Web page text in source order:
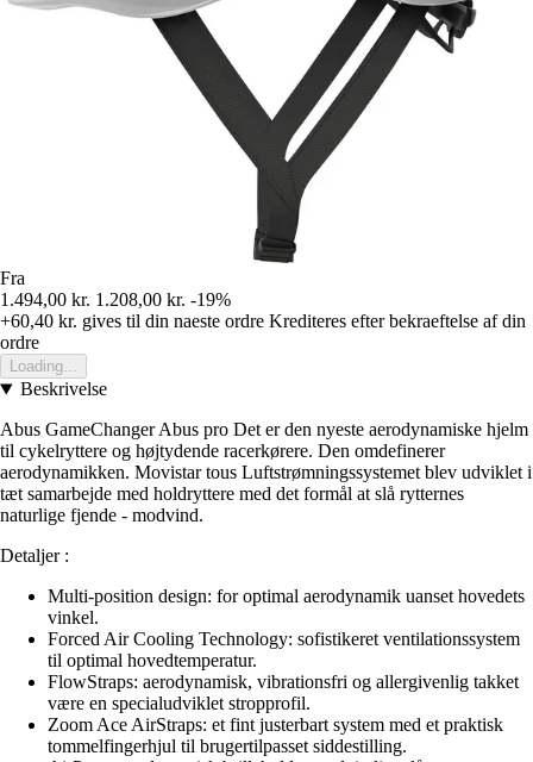
Fra
1.494,00 kr. 1.208,00 kr. -19%
+60,40 kr. gives til din naeste ordre Krediteres efter bekraeftelse af din
ordre
Loading...
Beskrivelse
Abus GameChanger Abus pro Det er den nyeste aerodynamiske hjelm
til cykelryttere og højtydende racerkørere. Den omdefinerer
aerodynamikken. Movistar tous Luftstrømningssystemet blev udviklet i
tæt samarbejde med holdryttere med det formål at slå rytternes
naturlige fjende - modvind.
Detaljer :
Multi-position design: for optimal aerodynamik uanset hovedets
vinkel.
Forced Air Cooling Technology: sofistikeret ventilationssystem
til optimal hovedtemperatur.
FlowStraps: aerodynamisk, vibrationsfri og allergivenlig takket
være en specialudviklet stropprofil.
Zoom Ace AirStraps: et fint justerbart system med et praktisk
tommelfingerhjul til brugertilpasset siddestilling.